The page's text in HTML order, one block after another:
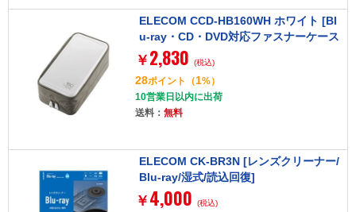
ELECOM CCD-HB160WH ホワイト [Bl
u-ray・CD・DVD対応ファスナーケース
(160枚)]
￥ 2,830 (税込)
28ポイント （1%）
10営業日以内に出荷
送料： 無料
ELECOM CK-BR3N [レンズクリーナー/
Blu-ray/湿式/読込回復]
￥ 4,000 (税込)